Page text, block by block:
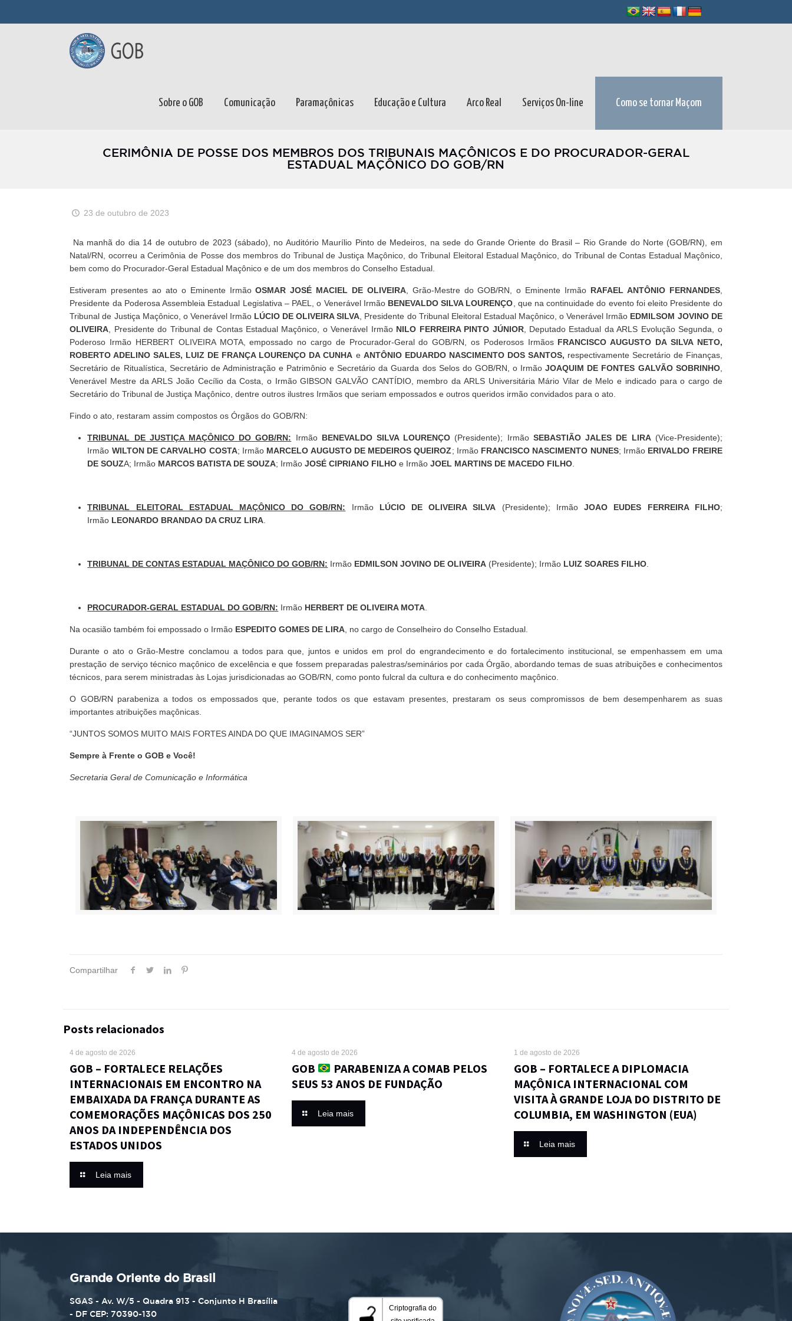
Sobre o GOB Comunicação Paramaçônicas Educação e Cultura Arco Real Serviços On-line Como se tornar Maçom
CERIMÔNIA DE POSSE DOS MEMBROS DOS TRIBUNAIS MAÇÔNICOS E DO PROCURADOR-GERAL
ESTADUAL MAÇÔNICO DO GOB/RN
23 de outubro de 2023
Na manhã do dia 14 de outubro de 2023 (sábado), no Auditório Maurílio Pinto de Medeiros, na sede do Grande Oriente do Brasil – Rio Grande do Norte (GOB/RN), em
Natal/RN, ocorreu a Cerimônia de Posse dos membros do Tribunal de Justiça Maçônico, do Tribunal Eleitoral Estadual Maçônico, do Tribunal de Contas Estadual Maçônico,
bem como do Procurador-Geral Estadual Maçônico e de um dos membros do Conselho Estadual.
Estiveram presentes ao ato o Eminente IrmãoOSMAR JOSÉ MACIEL DE OLIVEIRA, Grão-Mestre do GOB/RN, o Eminente Irmão RAFAEL ANTÔNIO FERNANDES,
Presidente da Poderosa Assembleia Estadual Legislativa – PAEL, o Venerável Irmão BENEVALDO SILVA LOURENÇO , que na continuidade do evento foi eleito Presidente do
Tribunal de Justiça Maçônico, o Venerável Irmão LÚCIO DE OLIVEIRA SILVA , Presidente do Tribunal Eleitoral Estadual Maçônico, o Venerável Irmão EDMILSOM JOVINO DE
OLIVEIRA , Presidente do Tribunal de Contas Estadual Maçônico, o Venerável Irmão NILO FERREIRA PINTO JÚNIOR, Deputado Estadual da ARLS Evolução Segunda, o
Poderoso Irmão HERBERT OLIVEIRA MOTA, empossado no cargo de Procurador-Geral do GOB/RN, os Poderosos Irmãos FRANCISCO AUGUSTO DA SILVA NETO,
ROBERTO ADELINO SALES, LUIZ DE FRANÇA LOURENÇO DA CUNHA eANTÔNIO EDUARDO NASCIMENTO DOS SANTOS, respectivamente Secretário de Finanças,
Secretário de Ritualística, Secretário de Administração e Patrimônio e Secretário da Guarda dos Selos do GOB/RN, o IrmãoJOAQUIM DE FONTES GALVÃO SOBRINHO,
Venerável Mestre da ARLS João Cecílio da Costa, o Irmão GIBSON GALVÃO CANTÍDIO, membro da ARLS Universitária Mário Vilar de Melo e indicado para o cargo de
Secretário do Tribunal de Justiça Maçônico, dentre outros ilustres Irmãos que seriam empossados e outros queridos irmão convidados para o ato.
Findo o ato, restaram assim compostos os Órgãos do GOB/RN:
TRIBUNAL DE JUSTIÇA MAÇÔNICO DO GOB/RN: Irmão BENEVALDO SILVA LOURENÇO (Presidente); Irmão SEBASTIÃO JALES DE LIRA(Vice-Presidente);
Irmão WILTON DE CARVALHO COSTA; Irmão MARCELO AUGUSTO DE MEDEIROS QUEIROZ; Irmão FRANCISCO NASCIMENTO NUNES; Irmão ERIVALDO FREIRE
DE SOUZA; Irmão MARCOS BATISTA DE SOUZA; IrmãoJOSÉ CIPRIANO FILHO e IrmãoJOEL MARTINS DE MACEDO FILHO
TRIBUNAL ELEITORAL ESTADUAL MAÇÔNICO DO GOB/RN: Irmão LÚCIO DE OLIVEIRA SILVA (Presidente); IrmãoJOAO EUDES FERREIRA FILHO;
Irmão LEONARDO BRANDAO DA CRUZ LIRA
TRIBUNAL DE CONTAS ESTADUAL MAÇÔNICO DO GOB/RN: Irmão EDMILSON JOVINO DE OLIVEIRA (Presidente); Irmão LUIZ SOARES FILHO
PROCURADOR-GERAL ESTADUAL DO GOB/RN: Irmão HERBERT DE OLIVEIRA MOTA
Na ocasião também foi empossado o Irmão ESPEDITO GOMES DE LIRA , no cargo de Conselheiro do Conselho Estadual.
Durante o ato o Grão-Mestre conclamou a todos para que, juntos e unidos em prol do engrandecimento e do fortalecimento institucional, se empenhassem em uma
prestação de serviço técnico maçônico de excelência e que fossem preparadas palestras/seminários por cada Órgão, abordando temas de suas atribuições e conhecimentos
técnicos, para serem ministradas às Lojas jurisdicionadas ao GOB/RN, como ponto fulcral da cultura e do conhecimento maçônico.
O GOB/RN parabeniza a todos os empossados que, perante todos os que estavam presentes, prestaram os seus compromissos de bem desempenharem as suas
importantes atribuições maçônicas.
“JUNTOS SOMOS MUITO MAIS FORTES AINDA DO QUE IMAGINAMOS SER”
Sempre à Frente o GOB e Você!
Secretaria Geral de Comunicação e Informática
Compartilhar
Posts relacionados
4 de agosto de 2026
GOB – FORTALECE RELAÇÕES
INTERNACIONAIS EM ENCONTRO NA
EMBAIXADA DA FRANÇA DURANTE AS
COMEMORAÇÕES MAÇÔNICAS DOS 250
ANOS DA INDEPENDÊNCIA DOS
ESTADOS UNIDOS
Leia mais
4 de agosto de 2026
GOB
PARABENIZA A COMAB PELOS
SEUS 53 ANOS DE FUNDAÇÃO
Leia mais
1 de agosto de 2026
GOB – FORTALECE A DIPLOMACIA
MAÇÔNICA INTERNACIONAL COM
VISITA À GRANDE LOJA DO DISTRITO DE
COLUMBIA, EM WASHINGTON (EUA)
Leia mais
Grande Oriente do Brasil
SGAS - Av. W/5 - Quadra 913 - Conjunto H Brasília
- DF CEP: 70390-130